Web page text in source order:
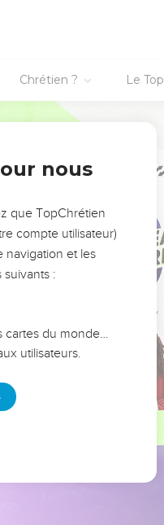
Chrétien ? Le Top
nous
que TopChrétien
compte utilisateur)
navigation et les
:
cartes du monde…
utilisateurs.